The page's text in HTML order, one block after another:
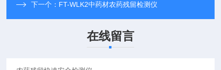
下一个： FT-WLK2中药材农药残留检测仪
在线留言